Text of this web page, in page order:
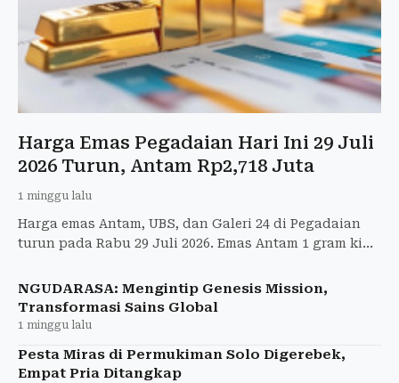
Harga Emas Pegadaian Hari Ini 29 Juli
2026 Turun, Antam Rp2,718 Juta
1 minggu lalu
Harga emas Antam, UBS, dan Galeri 24 di Pegadaian
turun pada Rabu 29 Juli 2026. Emas Antam 1 gram kini
NGUDARASA: Mengintip Genesis Mission,
Transformasi Sains Global
1 minggu lalu
Pesta Miras di Permukiman Solo Digerebek,
Empat Pria Ditangkap